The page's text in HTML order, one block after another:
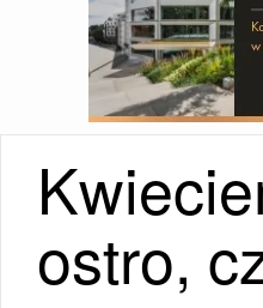
ostro,